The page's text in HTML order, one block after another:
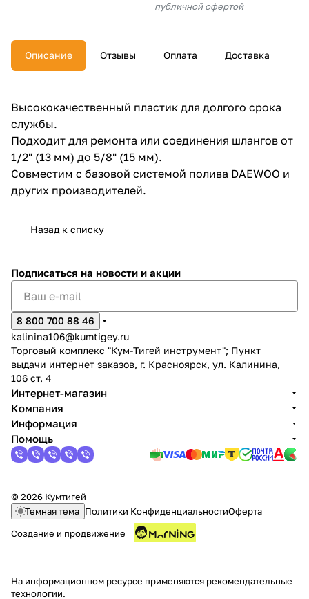
публичной офертой
Описание Отзывы Оплата Доставка
Высококачественный пластик для долгого срока
службы.
Подходит для ремонта или соединения шлангов от
1/2" (13 мм) до 5/8" (15 мм).
Совместим с базовой системой полива DAEWOO и
других производителей.
Назад к списку
Подписаться на новости и акции
8 800 700 88 46
kalinina106@kumtigey.ru
Торговый комплекс "Кум-Тигей инструмент"; Пункт
выдачи интернет заказов, г. Красноярск, ул. Калинина,
106 ст. 4
Интернет-магазин
Компания
Информация
Помощь
© 2026 Кумтигей
Темная тема Политики КонфиденциальностиОферта
Создание и продвижение
На информационном ресурсе применяются рекомендательные
технологии.
недели